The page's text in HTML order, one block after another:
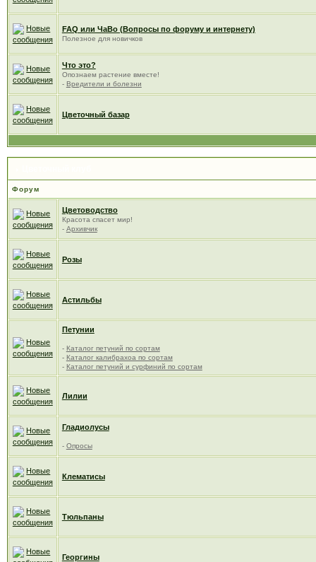
FAQ или ЧаВо (Вопросы по форуму и интернету)
Полезное для новичков
Что это?
Опознаем растение вместе!
- Вредители и болезни
Цветочный базар
Форум
Цветоводство
Красота спасет мир!
- Архивчик
Розы
Астильбы
Петунии
- Каталог петуний по сортам
- Каталог калибрахоа по сортам
- Каталог петуний и сурфиний по сортам
Лилии
Гладиолусы
- Опросы
Клематисы
Тюльпаны
Георгины